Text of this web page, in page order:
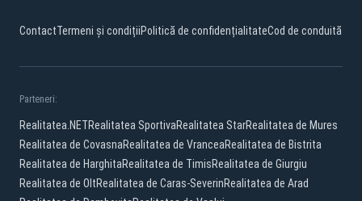
ContactTermeni și condițiiPolitică de confidențialitateCod de conduită
Parteneri:
Realitatea.NETRealitatea SportivaRealitatea StarRealitatea de Mures
Realitatea de CovasnaRealitatea de VranceaRealitatea de Bistrita
Realitatea de HarghitaRealitatea de TimisRealitatea de Giurgiu
Realitatea de OltRealitatea de Caras-SeverinRealitatea de Arad